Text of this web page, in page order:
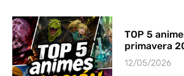
TOP 5
primavera
12/05/2026